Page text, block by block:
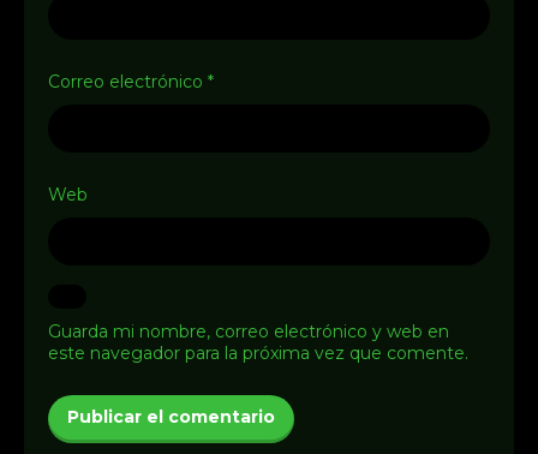
Correo electrónico *
Web
Guarda mi nombre, correo electrónico y web en
este navegador para la próxima vez que comente.